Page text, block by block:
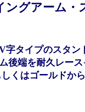
ングアーム
字タイプのスタ
後端を耐久レー
くはゴールドか